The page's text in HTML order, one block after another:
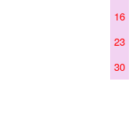
16
23
30